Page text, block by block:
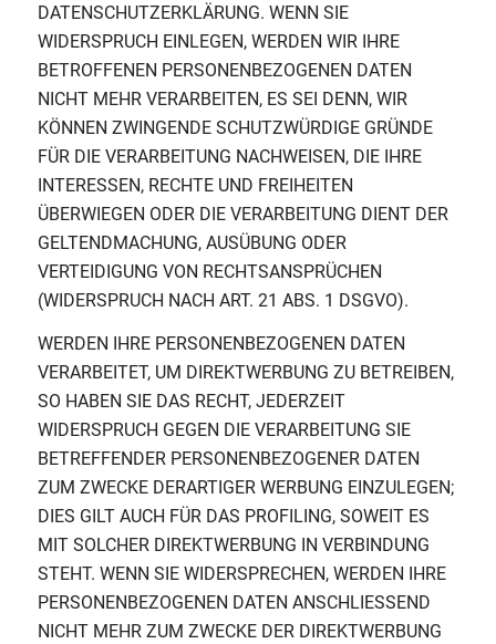
DATENSCHUTZERKLÄRUNG. WENN SIE
WIDERSPRUCH EINLEGEN, WERDEN WIR IHRE
BETROFFENEN PERSONENBEZOGENEN DATEN
NICHT MEHR VERARBEITEN, ES SEI DENN, WIR
KÖNNEN ZWINGENDE SCHUTZWÜRDIGE GRÜNDE
FÜR DIE VERARBEITUNG NACHWEISEN, DIE IHRE
INTERESSEN, RECHTE UND FREIHEITEN
ÜBERWIEGEN ODER DIE VERARBEITUNG DIENT DER
GELTENDMACHUNG, AUSÜBUNG ODER
VERTEIDIGUNG VON RECHTSANSPRÜCHEN
(WIDERSPRUCH NACH ART. 21 ABS. 1 DSGVO).
WERDEN IHRE PERSONENBEZOGENEN DATEN
VERARBEITET, UM DIREKTWERBUNG ZU BETREIBEN,
SO HABEN SIE DAS RECHT, JEDERZEIT
WIDERSPRUCH GEGEN DIE VERARBEITUNG SIE
BETREFFENDER PERSONENBEZOGENER DATEN
ZUM ZWECKE DERARTIGER WERBUNG EINZULEGEN;
DIES GILT AUCH FÜR DAS PROFILING, SOWEIT ES
MIT SOLCHER DIREKTWERBUNG IN VERBINDUNG
STEHT. WENN SIE WIDERSPRECHEN, WERDEN IHRE
PERSONENBEZOGENEN DATEN ANSCHLIESSEND
NICHT MEHR ZUM ZWECKE DER DIREKTWERBUNG